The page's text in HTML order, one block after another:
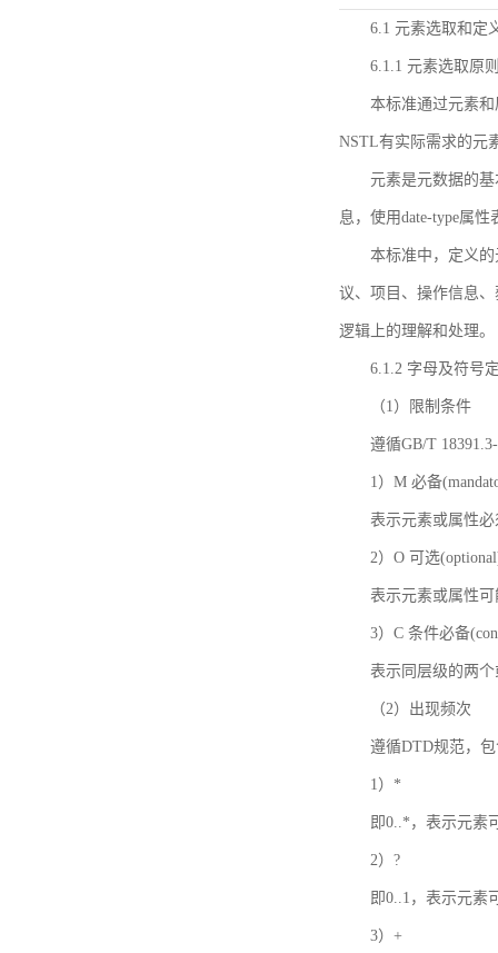
6.1 元素选取和定
6.1.1 元素选取原
本标准通过元素
NSTL有实际需求的元
元素是元数据的
息，使用date-type属
本标准中，定义
议、项目、操作信息
逻辑上的理解和处理。
6.1.2 字母及符号
（1）限制条件
遵循GB/T
1）M 必备
表示元素或属性
2）O 可选
表示元素或属性
3）C 条件必备
表示同层级的两
（2）出现频次
遵循DTD规范，
1）*
即0..*，表示元素
2）?
即0..1，表示元素
3）+